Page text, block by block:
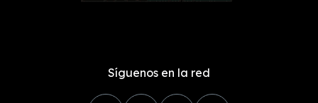
Síguenos en la red